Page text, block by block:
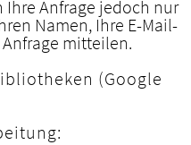
Anfrage jedoch nur
Namen, Ihre E-Mail-
mitteilen.
(Google